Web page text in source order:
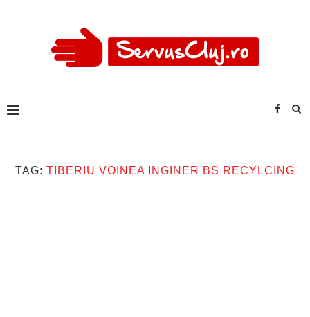
TAG: TIBERIU VOINEA INGINER BS RECYLCING